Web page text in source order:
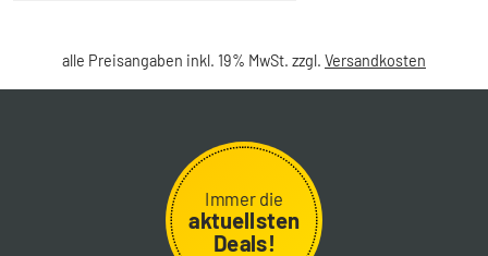
alle Preisangaben inkl. 19% MwSt. zzgl. Versandkosten
Immer die
aktuellsten
Deals!